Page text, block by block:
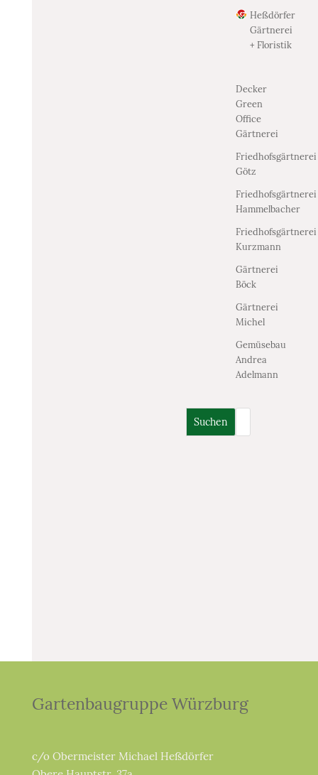
Heßdörfer
Gärtnerei
+ Floristik
Decker
Green
Office
Gärtnerei
Friedhofsgärtnerei
Götz
Friedhofsgärtnerei
Hammelbacher
Friedhofsgärtnerei
Kurzmann
Gärtnerei
Böck
Gärtnerei
Michel
Gemüsebau
Andrea
Adelmann
Suchen
Gartenbaugruppe Würzburg
c/o Obermeister Michael Heßdörfer